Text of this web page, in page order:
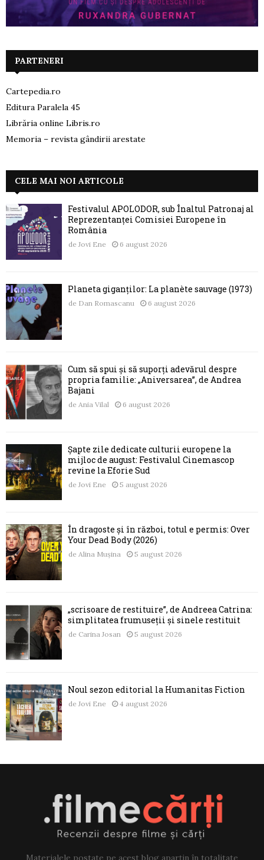
PARTENERI
Cartepedia.ro
Editura Paralela 45
Librăria online Libris.ro
Memoria – revista gândirii arestate
CELE MAI NOI ARTICOLE
Festivalul APOLODOR, sub Înaltul Patronaj al
Reprezentanței Comisiei Europene în
România
de Jovi Ene 6 august 2026
Planeta giganților: La planète sauvage (1973)
de Dan Romascanu 6 august 2026
Cum să spui și să suporți adevărul despre
propria familie: „Aniversarea”, de Andrea
Bajani
de Ania Vilal 6 august 2026
Șapte zile dedicate culturii europene la
mijloc de august: Festivalul Cinemascop
revine la Eforie Sud
de Jovi Ene 5 august 2026
În dragoste și în război, totul e permis: Over
Your Dead Body (2026)
de Alina Mușina 5 august 2026
„scrisoare de restituire”, de Andreea Catrina:
simplitatea frumuseții și sinele restituit
de Carina Josan 5 august 2026
Noul sezon editorial la Humanitas Fiction
de Jovi Ene 4 august 2026
Materialele postate pe acest blog aparțin în totalitate